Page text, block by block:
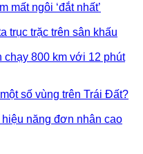
mất ngôi ‘đắt nhất’
trục trặc trên sân khấu
chạy 800 km với 12 phút
số vùng trên Trái Đất?
năng đơn nhân cao